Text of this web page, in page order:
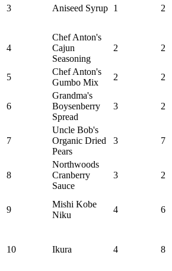
3 Aniseed Syrup 1 2
4
Chef Anton's
Cajun
Seasoning
2 2
5
Chef Anton's
Gumbo Mix
2 2
6
Grandma's
Boysenberry
Spread
3 2
7
Uncle Bob's
Organic Dried
Pears
3 7
8
Northwoods
Cranberry
Sauce
3 2
9
Mishi Kobe
Niku
4 6
10 Ikura 4 8